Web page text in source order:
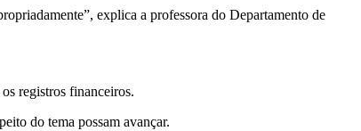
explica a professora do Departamento de
registros financeiros.
do tema possam avançar.